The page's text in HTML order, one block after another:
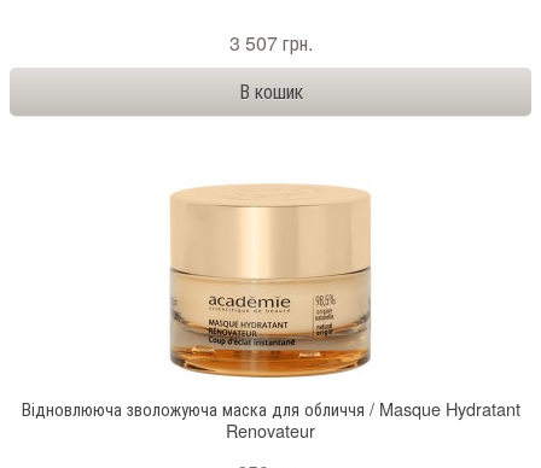
3 507 грн.
Відновлююча зволожуюча маска для обличчя / Masque Hydratant
Renovateur